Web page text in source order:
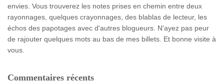
envies. Vous trouverez les notes prises en chemin entre deux
rayonnages, quelques crayonnages, des blablas de lecteur, les
échos des papotages avec d'autres blogueurs. N'ayez pas peur
de rajouter quelques mots au bas de mes billets. Et bonne visite à
vous.
Commentaires récents